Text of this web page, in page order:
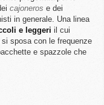
cajoneros e dei
in generale. Una linea
e leggeri il cui
si sposa con le frequenze
e spazzole che